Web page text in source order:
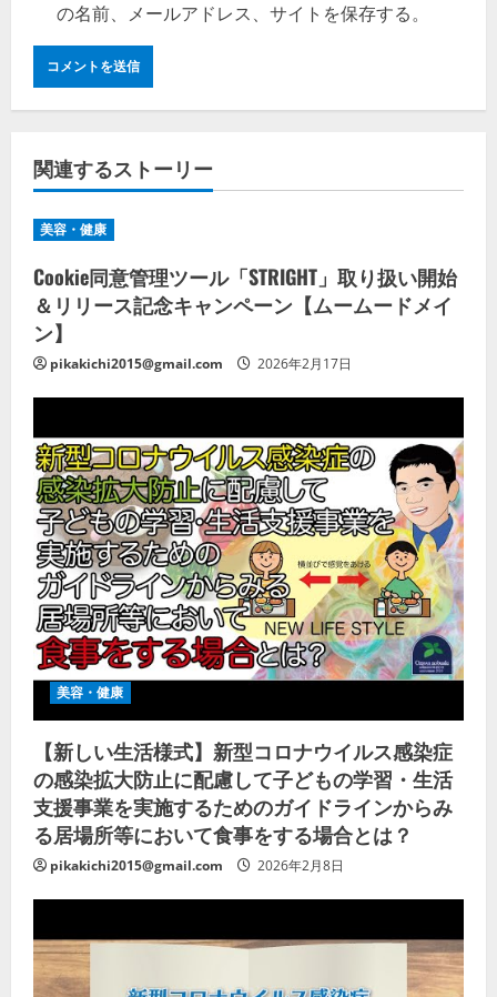
の名前、メールアドレス、サイトを保存する。
関連するストーリー
美容・健康
Cookie同意管理ツール「STRIGHT」取り扱い開始
＆リリース記念キャンペーン【ムームードメイ
ン】
pikakichi2015@gmail.com 2026年2月17日
美容・健康
【新しい生活様式】新型コロナウイルス感染症
の感染拡大防止に配慮して子どもの学習・生活
支援事業を実施するためのガイドラインからみ
る居場所等において食事をする場合とは？
pikakichi2015@gmail.com 2026年2月8日